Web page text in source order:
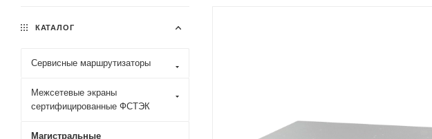
КАТАЛОГ
Сервисные маршрутизаторы
Межсетевые экраны
сертифицированные ФСТЭК
Магистральные